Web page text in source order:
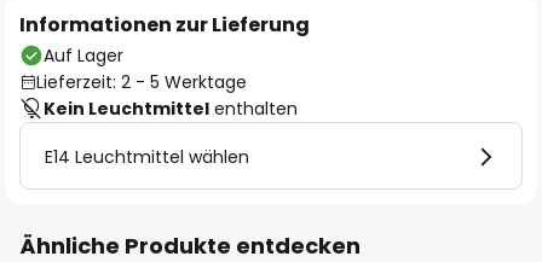
Informationen zur Lieferung
Auf Lager
Lieferzeit: 2 - 5 Werktage
Kein Leuchtmittel enthalten
E14 Leuchtmittel wählen
Ähnliche Produkte entdecken